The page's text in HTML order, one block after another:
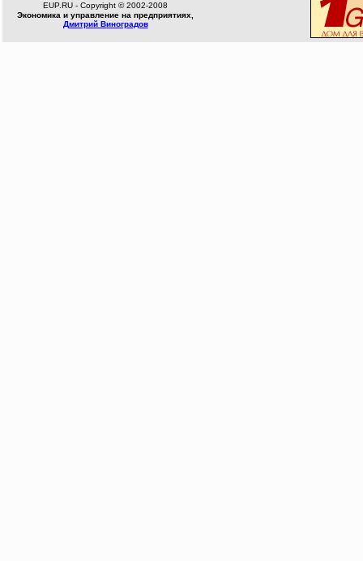
EUP.RU - Copyright © 2002-2008
Экономика и управление на предприятиях,
Дмитрий Виноградов